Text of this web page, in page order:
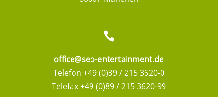
office@seo-entertainment.de
Telefon +49 (0)89 / 215 3620-0
Telefax +49 (0)89 / 215 3620-99